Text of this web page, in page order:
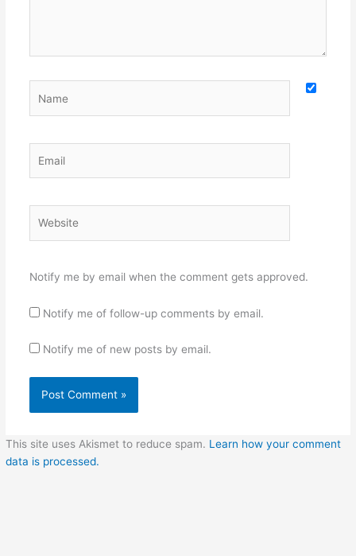
Notify me by email when the comment gets approved.
Notify me of follow-up comments by email.
Notify me of new posts by email.
This site uses Akismet to reduce spam. Learn how your comment
data is processed.